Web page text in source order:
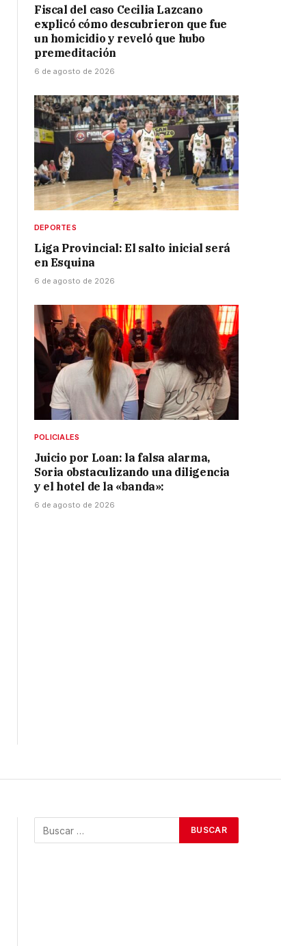
Fiscal del caso Cecilia Lazcano
explicó cómo descubrieron que fue
un homicidio y reveló que hubo
premeditación
6 de agosto de 2026
DEPORTES
Liga Provincial: El salto inicial será
en Esquina
6 de agosto de 2026
POLICIALES
Juicio por Loan: la falsa alarma,
Soria obstaculizando una diligencia
y el hotel de la «banda»:
6 de agosto de 2026